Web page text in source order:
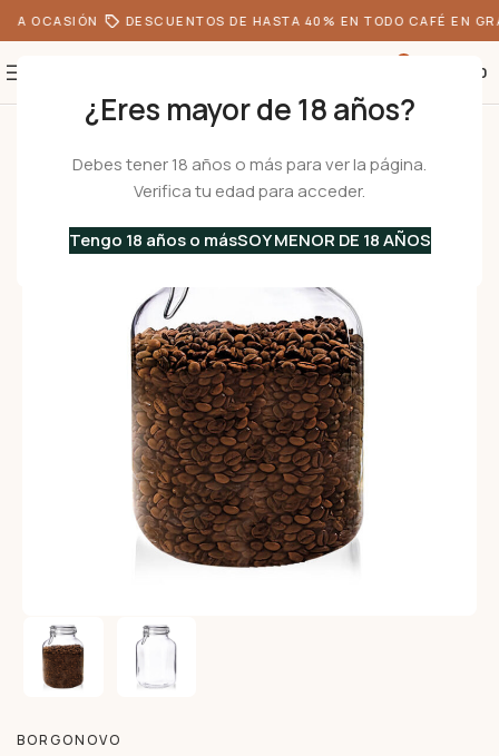
¿Eres mayor de 18 años?
Debes tener 18 años o más para ver la página.
Verifica tu edad para acceder.
Tengo 18 años o másSOY MENOR DE 18 AÑOS
OCASIÓN DESCUENTOS DE HASTA 40% EN TODO CAFÉ EN
0.00
Frascos de Vidrio
BORGONOVO